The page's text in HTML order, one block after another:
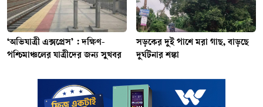
‘অভিযাত্রী এক্সপ্রেস’ : দক্ষিণ-
পশ্চিমাঞ্চলের যাত্রীদের জন্য সুখবর
সড়কের দুই পাশে মরা গাছ, বাড়ছে
দুর্ঘটনার শঙ্কা